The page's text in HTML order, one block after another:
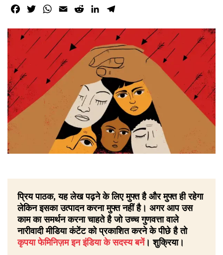
Facebook
TwitterWhatsApp
Email RedditLinkedIn
प्रिय पाठक, यह लेख पढ़ने के लिए मुफ्त है और मुफ्त ही रहेगा
लेकिन इसका उत्पादन करना मुफ्त नहीं है। अगर आप उस
काम का समर्थन करना चाहते है जो उच्च गुणवत्ता वाले
नारीवादी मीडिया कंटेंट को प्रकाशित करने के पीछे है तो
कृपया फेमिनिज़म इन इंडिया के सदस्य बनें। शुक्रिया।